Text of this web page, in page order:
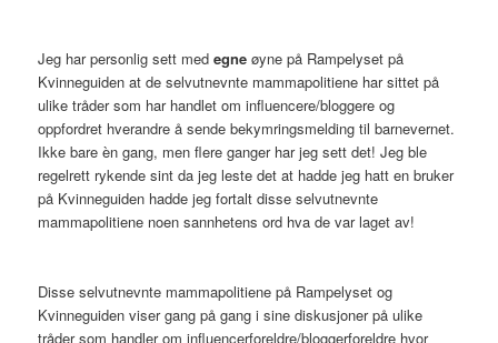
Jeg har personlig sett medegne øyne på Rampelyset på
Kvinneguiden at de selvutnevnte mammapolitiene har sittet på
ulike tråder som har handlet om influencere/bloggere og
oppfordret hverandre å sende bekymringsmelding til barnevernet.
Ikke bare èn gang, men flere ganger har jeg sett det! Jeg ble
regelrett rykende sint da jeg leste det at hadde jeg hatt en bruker
på Kvinneguiden hadde jeg fortalt disse selvutnevnte
mammapolitiene noen sannhetens ord hva de var laget av!
Disse selvutnevnte mammapolitiene på Rampelyset og
Kvinneguiden viser gang på gang i sine diskusjoner på ulike
tråder som handler om influencerforeldre/bloggerforeldre hvor